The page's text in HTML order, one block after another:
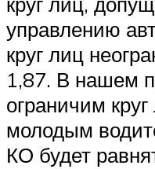
управлению
круг лиц
1,87. В нашем
ограничим
молодым
КО будет